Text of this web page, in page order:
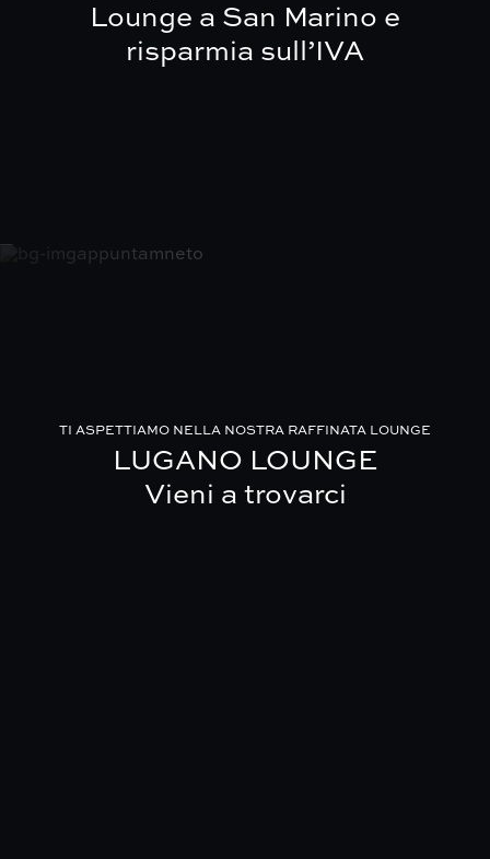
Lounge a San Marino e
risparmia sull’IVA
TI ASPETTIAMO NELLA NOSTRA RAFFINATA LOUNGE
LUGANO LOUNGE
Vieni a trovarci